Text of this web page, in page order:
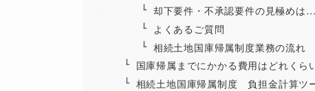
却下要件・不承認要件の見極めは
よくあるご質問
相続土地国庫帰属制度業務の流れ
国庫帰属までにかかる費用はどれくら
相続土地国庫帰属制度 負担金計算ツ